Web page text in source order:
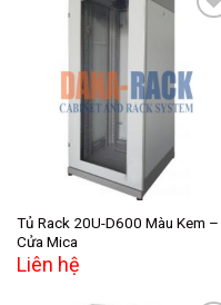
Add to
wishlist
Tủ Rack 20U-D600 Màu Kem –
Cửa Mica
Liên hệ